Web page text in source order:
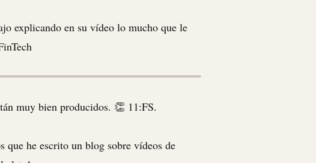
explicando en su vídeo lo mucho que le
muy bien producidos. 👏 11:FS.
que he escrito un blog sobre vídeos de